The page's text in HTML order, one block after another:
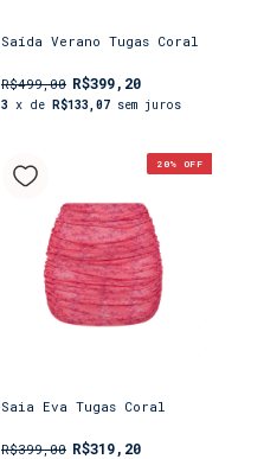
Saída Verano Tugas Coral
R$499,00 R$399,20
3 x de R$133,07 sem juros
20% OFF
Saia Eva Tugas Coral
R$399,00 R$319,20